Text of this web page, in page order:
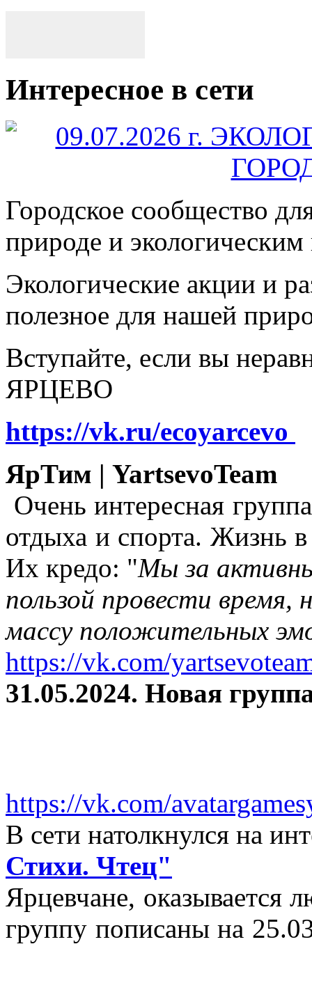
Интересное в сети
Городское сообщество
природе и
Экологические акции и
полезное для нашей
Вступайте, если вы
ЯРЦЕВО
https://vk.ru/ecoyarcevo
ЯрТим | YartsevoTeam
Очень интересная
отдыха и спорта. Жизнь
Их кредо: "Мы за
пользой провести время,
массу положительных
https://vk.com/
31.05.2024. Новая
https://vk.com/
В сети натолкнулся на
Стихи. Чтец"
Ярцевчане,
группу пописаны на